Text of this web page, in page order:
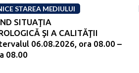
STAREA MEDIULUI
SITUAŢIA
ŞI A CALITĂŢII
06.08.2026, ora 08.00 –
08.00